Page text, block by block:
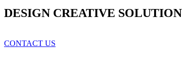
DESIGN CREATIVE SOLUTION
CONTACT US